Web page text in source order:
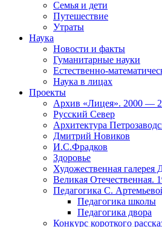
Семья и дети
Путешествие
Утраты
Наука
Новости и факты
Гуманитарные науки
Естественно-
Наука в лицах
Проекты
Архив «Лицея». 2000 —
Русский Север
Архитектура
Дмитрий Новиков
И.С.Фрадков
Здоровье
Художественная
Великая Отечественная.
Педагогика С.
Педагогика школы
Педагогика двора
Конкурс короткого